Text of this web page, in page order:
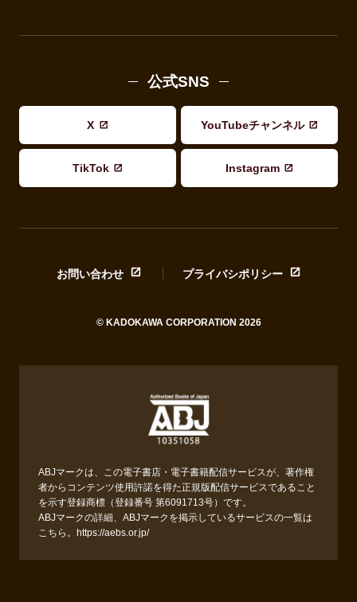
公式SNS
X YouTubeチャンネル
TikTok Instagram
お問い合わせ プライバシポリシー
© KADOKAWA CORPORATION 2026
ABJマークは、この電子書店・電子書籍配信サービスが、著作権
者からコンテンツ使用許諾を得た正規版配信サービスであること
を示す登録商標（登録番号 第6091713号）です。
ABJマークの詳細、ABJマークを掲示しているサービスの一覧は
こちら。
https://aebs.or.jp/